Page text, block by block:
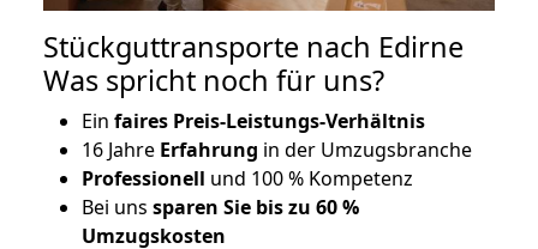
Stückguttransporte nach Edirne
Was spricht noch für uns?
Ein faires Preis-Leistungs-Verhältnis
16 Jahre Erfahrung in der Umzugsbranche
Professionell und 100 % Kompetenz
Bei uns sparen Sie bis zu 60 %
Umzugskosten